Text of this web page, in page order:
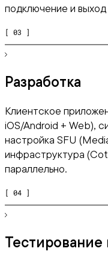
подключение и выход
[ 03 ]
Разработка
Клиентское
iOS/Android + Web),
настройка SFU
инфраструктура
параллельно.
[ 04 ]
Тестирование